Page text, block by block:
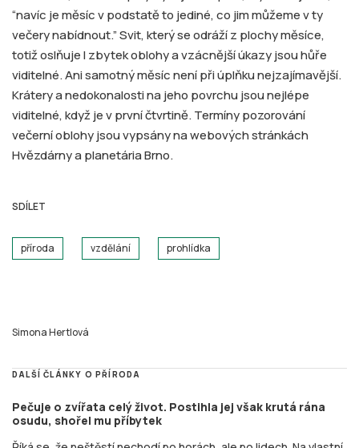
“navíc je měsíc v podstatě to jediné, co jim můžeme v ty
večery nabídnout.” Svit, který se odráží z plochy měsíce,
totiž oslňuje I zbytek oblohy a vzácnější úkazy jsou hůře
viditelné. Ani samotný měsíc není při úplňku nejzajímavější.
Krátery a nedokonalosti na jeho povrchu jsou nejlépe
viditelné, když je v první čtvrtině. Termíny pozorování
večerní oblohy jsou vypsány na webových stránkách
Hvězdárny a planetária Brno.
SDÍLET
příroda vzdělání prohlídka
Simona Hertlová
DALŠÍ ČLÁNKY O PŘÍRODA
Pečuje o zvířata celý život. Postihla jej však krutá rána
osudu, shořel mu příbytek